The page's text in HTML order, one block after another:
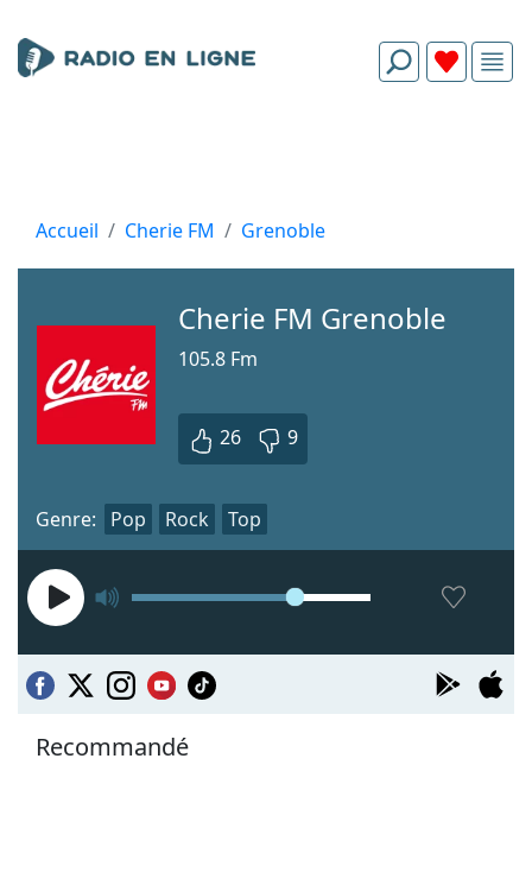
Accueil Cherie FM Grenoble
Cherie FM Grenoble
105.8 Fm
26 9
Genre: Pop Rock Top
Recommandé